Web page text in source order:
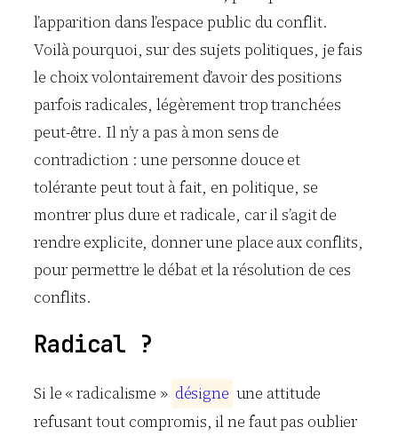
l’apparition dans l’espace public du conflit.
Voilà pourquoi, sur des sujets politiques, je fais
le choix volontairement d’avoir des positions
parfois radicales, légèrement trop tranchées
peut-être. Il n’y a pas à mon sens de
contradiction : une personne douce et
tolérante peut tout à fait, en politique, se
montrer plus dure et radicale, car il s’agit de
rendre explicite, donner une place aux conflits,
pour permettre le débat et la résolution de ces
conflits.
Radical ?
Si le « radicalisme » désigne une attitude
refusant tout compromis, il ne faut pas oublier